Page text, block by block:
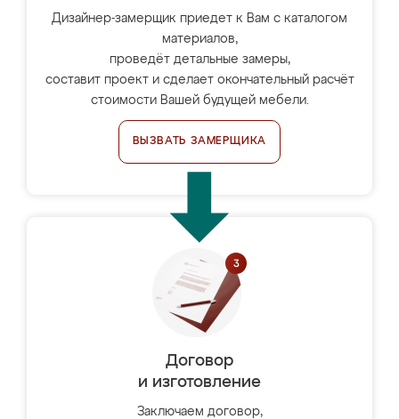
Дизайнер-замерщик приедет к Вам с каталогом
материалов,
проведёт детальные замеры,
составит проект и сделает окончательный расчёт
стоимости Вашей будущей мебели.
ВЫЗВАТЬ ЗАМЕРЩИКА
Договор
и изготовление
Заключаем договор,